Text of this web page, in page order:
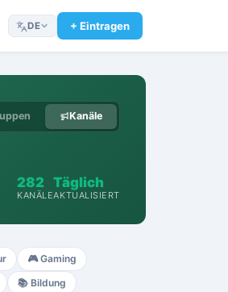
DE + Eintragen
Kanäle
282
KANÄLE
Täglich
AKTUALISIERT
🎮 Gaming
📚 Bildung